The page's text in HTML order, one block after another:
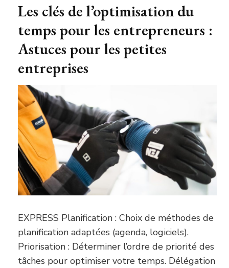
Les clés de l’optimisation du
temps pour les entrepreneurs :
Astuces pour les petites
entreprises
EXPRESS Planification : Choix de méthodes de
planification adaptées (agenda, logiciels).
Priorisation : Déterminer l’ordre de priorité des
tâches pour optimiser votre temps. Délégation